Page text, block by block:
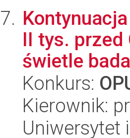
II tys. przed
świetle
Konkurs:
Kierownik:
Uniwersytet